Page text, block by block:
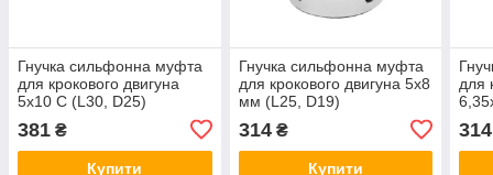
Гнучка сильфонна муфта
для крокового двигуна
5х10 С (L30, D25)
381 ₴
Купити
Гнучка сильфонна муфта
для крокового двигуна 5х8
мм (L25, D19)
314₴
Купити
для
314